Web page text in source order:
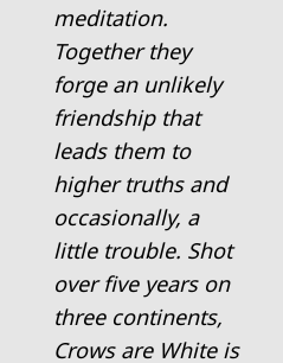
meditation.
Together they
forge an unlikely
friendship that
leads them to
higher truths and
occasionally, a
little trouble. Shot
over five years on
three continents,
Crows are White is